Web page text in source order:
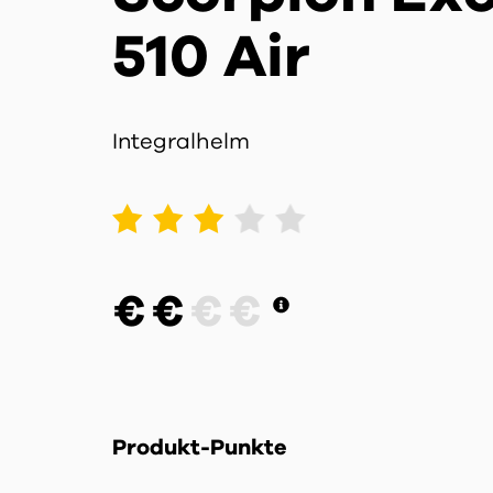
510 Air
Integralhelm
2 3 4 5
€ € € €
Produkt-Punkte